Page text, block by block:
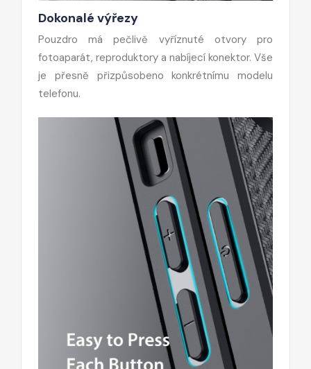
Dokonalé výřezy
Pouzdro má pečlivě vyříznuté otvory pro
fotoaparát, reproduktory a nabíjecí konektor. Vše
je přesně přizpůsobeno konkrétnímu modelu
telefonu.